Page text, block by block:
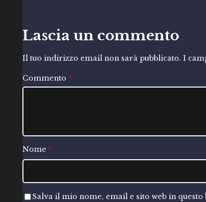
Lascia un commento
Il tuo indirizzo email non sarà pubblicato. I
Commento *
Nome *
Salva il mio nome, email e sito web in